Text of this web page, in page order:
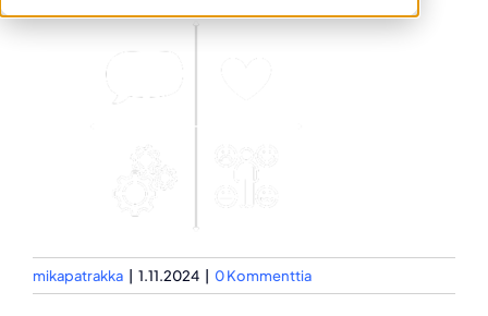
mikapatrakka 1.11.2024 0 Kommenttia